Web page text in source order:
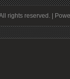
rights reserved. |